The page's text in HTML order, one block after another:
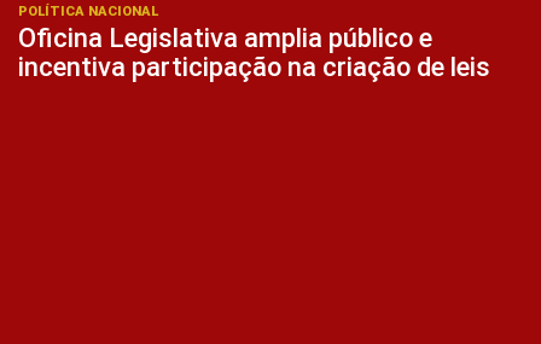
POLÍTICA NACIONAL
Oficina Legislativa amplia público e
incentiva participação na criação de leis